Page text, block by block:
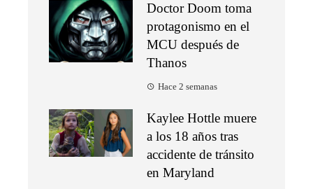
Doctor Doom toma
protagonismo en el
MCU después de
Thanos
Hace 2 semanas
Kaylee Hottle muere
a los 18 años tras
accidente de tránsito
en Maryland